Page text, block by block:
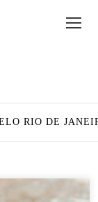
RIO DE